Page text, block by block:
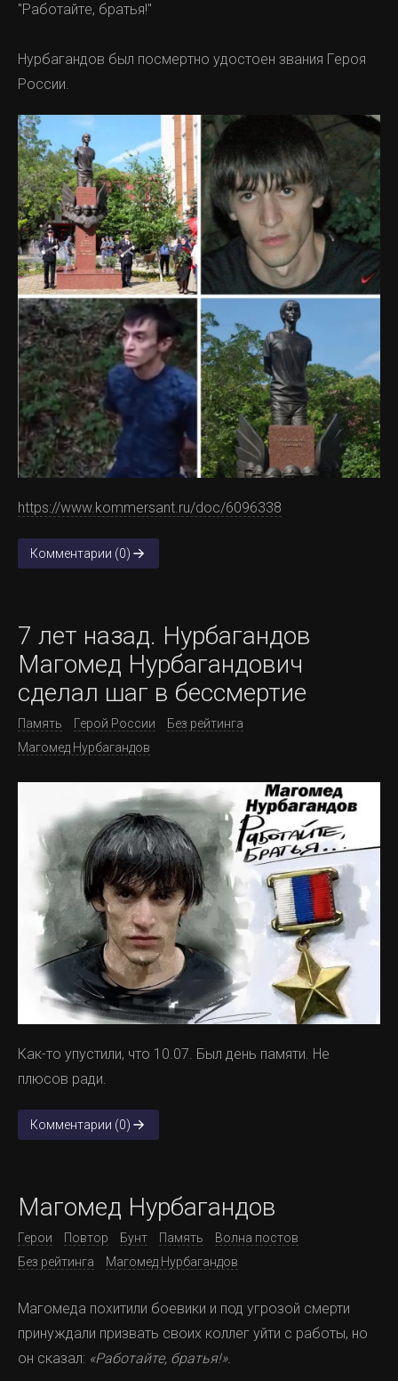
"Paбoтaйтe, бpaтья!"
Hуpбaгaндoв был пocмepтнo удocтoeн звaния Гepoя
Poccии.
https://www.kommersant.ru/doc/6096338
Комментарии (0)
7 лет назад. Нурбагандов
Магомед Нурбагандович
сделал шаг в бессмертие
Память Герой России
Без рейтинга
Магомед Нурбагандов
Как-то упустили, что 10.07. Был день памяти. Не
плюсов ради.
Комментарии (0)
Магомед Нурбагандов
Герои Повтор Бунт Память
Волна постов
Без рейтинга
Магомед Нурбагандов
Магомеда похитили боевики и под угрозой смерти
принуждали призвать своих коллег уйти с работы, но
он сказал: «Работайте, братья!».